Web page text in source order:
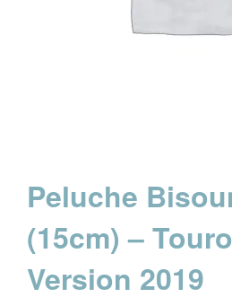
Peluche
(15cm) –
Version 2019